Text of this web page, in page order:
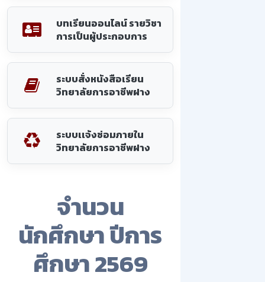
บทเรียนออนไลน์ รายวิชา
การเป็นผู้ประกอบการ
ระบบสั่งหนังสือเรียน
วิทยาลัยการอาชีพฝาง
ระบบเเจ้งซ่อมภายใน
วิทยาลัยการอาชีพฝาง
จำนวน
นักศึกษา ปีการ
ศึกษา 2569